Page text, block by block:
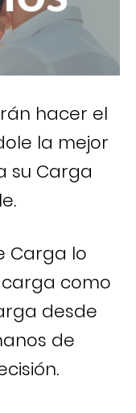
hacer el
la mejor
su Carga
Carga lo
como
desde
de